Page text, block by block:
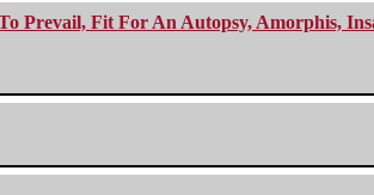
Prevail, Fit For An Autopsy, Amorphis,